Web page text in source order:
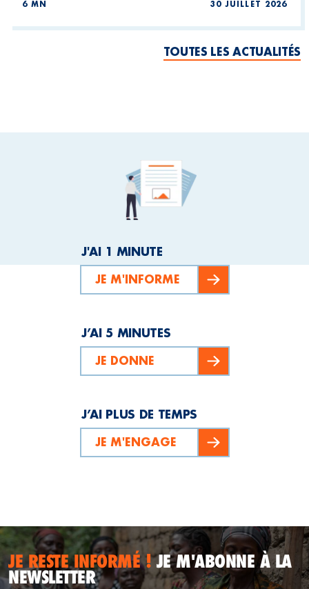
6 MN 30 JUILLET 2026
TOUTES LES ACTUALITÉS
J'AI 1 MINUTE
JE M'INFORME
J’AI 5 MINUTES
JE DONNE
J’AI PLUS DE TEMPS
JE M'ENGAGE
JE RESTE INFORMÉ !JE M'ABONNE À LA
NEWSLETTER